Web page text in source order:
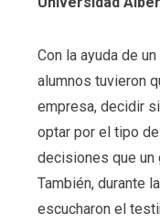
Con la ayuda de
alumnos tuvieron
empresa, decidir
optar por el tipo
decisiones que un
También, durante
escucharon el